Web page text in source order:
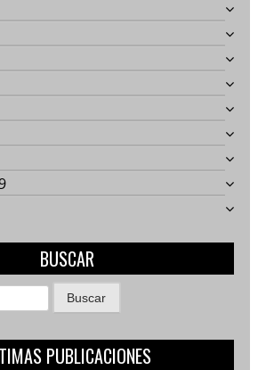
BUSCAR
PUBLICACIONES